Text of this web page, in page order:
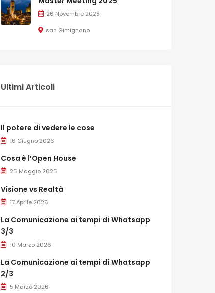
26 Novembre 2025
san Gimignano
Ultimi Articoli
Il potere di vedere le cose
16 Giugno 2026
Cosa è l’Open House
26 Maggio 2026
Visione vs Realtà
17 Aprile 2026
La Comunicazione ai tempi di Whatsapp
3/3
10 Marzo 2026
La Comunicazione ai tempi di Whatsapp
2/3
5 Marzo 2026